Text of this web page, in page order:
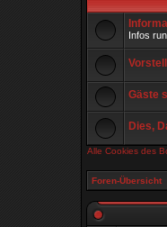
Infos
Gäste
Dies,
Alle Cookies des
Foren-Übersicht